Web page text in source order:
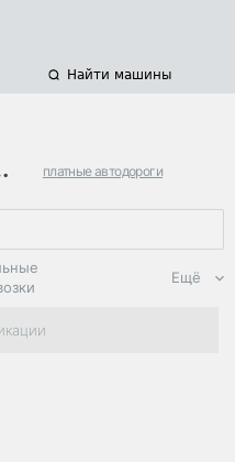
Найти машины
платные автодороги
Ещё